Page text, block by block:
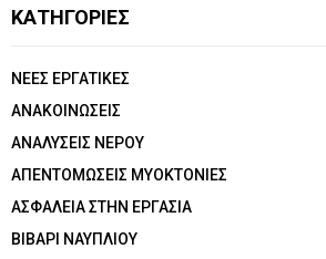
ΚΑΤΗΓΟΡΙΕΣ
NEEΣ ΕΡΓΑΤΙΚΕΣ
ΑΝΑΚΟΙΝΩΣΕΙΣ
ΑΝΑΛΥΣΕΙΣ ΝΕΡΟΥ
ΑΠΕΝΤΟΜΩΣΕΙΣ ΜΥΟΚΤΟΝΙΕΣ
ΑΣΦΑΛΕΙΑ ΣΤΗΝ ΕΡΓΑΣΙΑ
ΒΙΒΑΡΙ ΝΑΥΠΛΙΟΥ